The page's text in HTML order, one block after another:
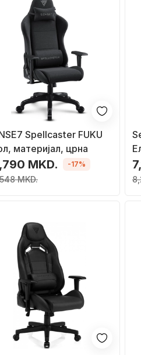
Spellcaster FUKU
материјал, црна
MKD.
MKD.
-17%